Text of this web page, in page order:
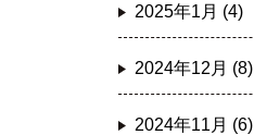
2025年1月 (4)
2024年12月 (8)
2024年11月 (6)